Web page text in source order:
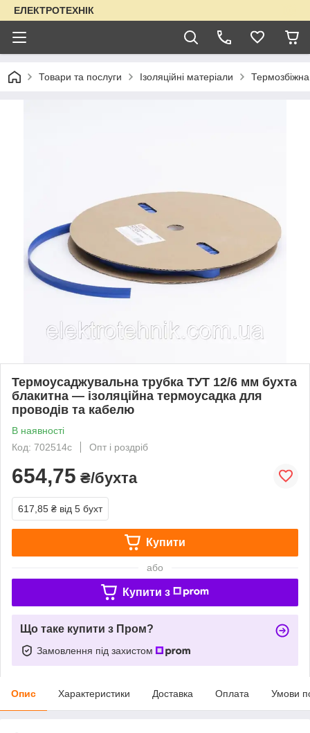
ЕЛЕКТРОТЕХНІК
Товари та послуги Ізоляційні матеріали
Термоусаджувальна трубка ТУТ 12/6 мм бухта
блакитна — ізоляційна термоусадка для
проводів та кабелю
В наявності
Код: 702514с
Опт і роздріб
654,75 ₴/бухта
617,85 ₴ від 5 бухт
Купити
або
Купити з
Що таке купити з Пром?
Замовлення під захистом
Опис Характеристики Доставка Оплата Умови